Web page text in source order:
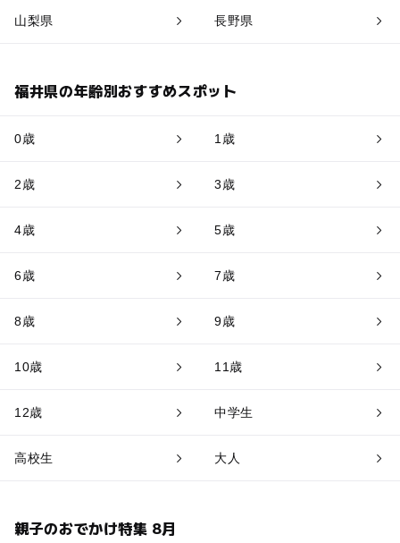
山梨県 長野県
福井県の年齢別おすすめスポット
0歳 1歳
2歳 3歳
4歳 5歳
6歳 7歳
8歳 9歳
10歳 11歳
12歳 中学生
高校生 大人
親子のおでかけ特集 8月